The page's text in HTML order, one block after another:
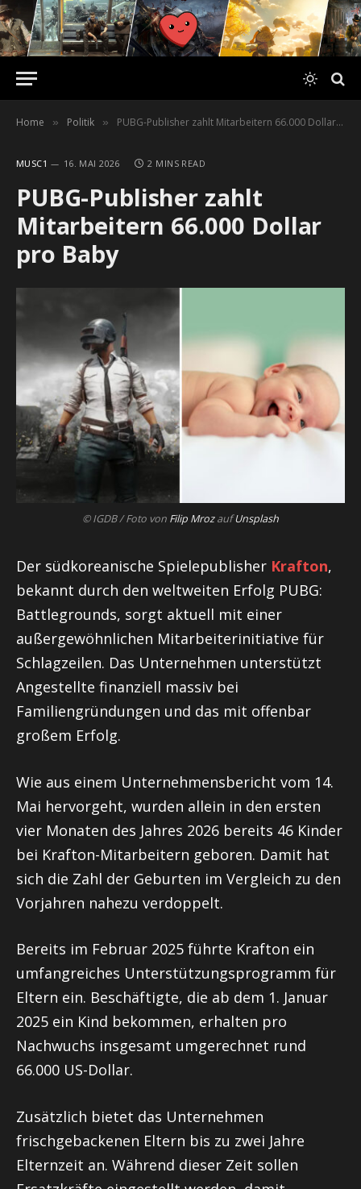
Home » Politik » PUBG-Publisher zahlt Mitarbeitern 66.000 Dollar pro Baby
MUSC1 16. MAI 2026 2 MINS READ
PUBG-Publisher zahlt
Mitarbeitern 66.000 Dollar
pro Baby
© IGDB / Foto von Filip MrozaufUnsplash
Der südkoreanische Spielepublisher Krafton,
bekannt durch den weltweiten Erfolg PUBG:
Battlegrounds, sorgt aktuell mit einer
außergewöhnlichen Mitarbeiterinitiative für
Schlagzeilen. Das Unternehmen unterstützt
Angestellte finanziell massiv bei
Familiengründungen und das mit offenbar
großem Erfolg.
Wie aus einem Unternehmensbericht vom 14.
Mai hervorgeht, wurden allein in den ersten
vier Monaten des Jahres 2026 bereits 46 Kinder
bei Krafton-Mitarbeitern geboren. Damit hat
sich die Zahl der Geburten im Vergleich zu den
Vorjahren nahezu verdoppelt.
Bereits im Februar 2025 führte Krafton ein
umfangreiches Unterstützungsprogramm für
Eltern ein. Beschäftigte, die ab dem 1. Januar
2025 ein Kind bekommen, erhalten pro
Nachwuchs insgesamt umgerechnet rund
66.000 US-Dollar.
Zusätzlich bietet das Unternehmen
frischgebackenen Eltern bis zu zwei Jahre
Elternzeit an. Während dieser Zeit sollen